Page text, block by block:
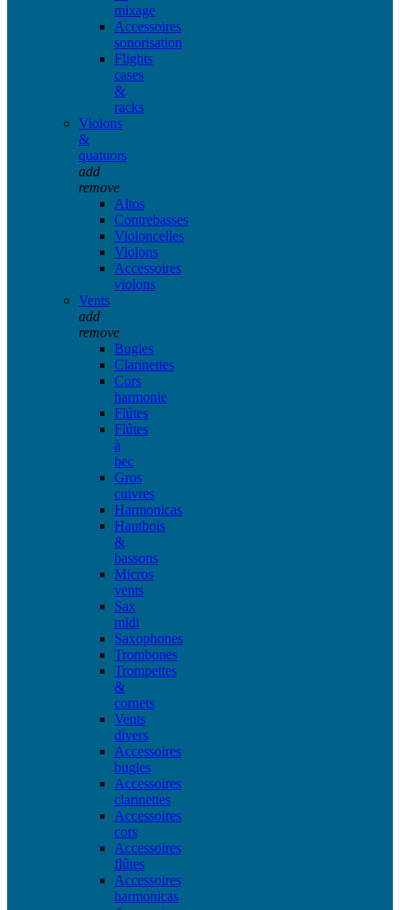
mixage
Accessoires
sonorisation
Flights
cases
&
racks
Violons
&
quatuors
add
remove
Altos
Contrebasses
Violoncelles
Violons
Accessoires
violons
Vents
add
remove
Bugles
Clarinettes
Cors
harmonie
Flûtes
Flûtes
à
bec
Gros
cuivres
Harmonicas
Hautbois
&
bassons
Micros
vents
Sax
midi
Saxophones
Trombones
Trompettes
&
cornets
Vents
divers
Accessoires
bugles
Accessoires
clarinettes
Accessoires
cors
Accessoires
flûtes
Accessoires
harmonicas